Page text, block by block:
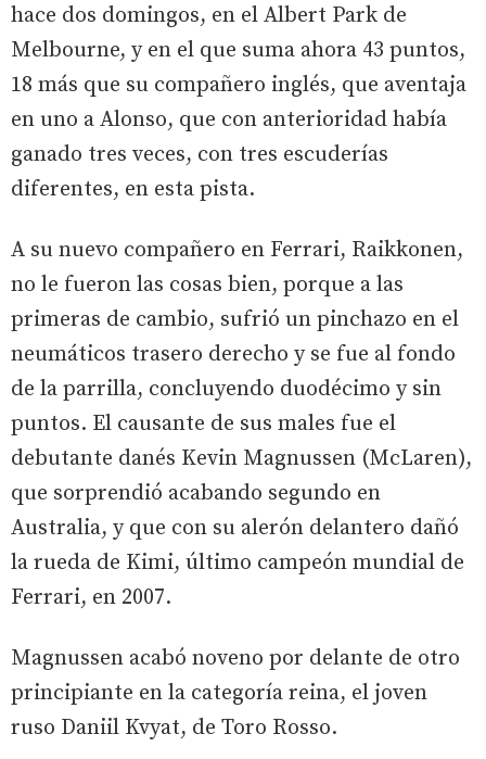
hace dos domingos, en el Albert Park de
Melbourne, y en el que suma ahora 43 puntos,
18 más que su compañero inglés, que aventaja
en uno a Alonso, que con anterioridad había
ganado tres veces, con tres escuderías
diferentes, en esta pista.
A su nuevo compañero en Ferrari, Raikkonen,
no le fueron las cosas bien, porque a las
primeras de cambio, sufrió un pinchazo en el
neumáticos trasero derecho y se fue al fondo
de la parrilla, concluyendo duodécimo y sin
puntos. El causante de sus males fue el
debutante danés Kevin Magnussen (McLaren),
que sorprendió acabando segundo en
Australia, y que con su alerón delantero dañó
la rueda de Kimi, último campeón mundial de
Ferrari, en 2007.
Magnussen acabó noveno por delante de otro
principiante en la categoría reina, el joven
ruso Daniil Kvyat, de Toro Rosso.